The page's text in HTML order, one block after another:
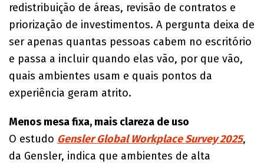
redistribuição de áreas, revisão de contratos e
priorização de investimentos. A pergunta deixa de
ser apenas quantas pessoas cabem no escritório
e passa a incluir quando elas vão, por que vão,
quais ambientes usam e quais pontos da
experiência geram atrito.
Menos mesa fixa, mais clareza de uso
O estudo Gensler Global Workplace Survey 2025,
da Gensler, indica que ambientes de alta